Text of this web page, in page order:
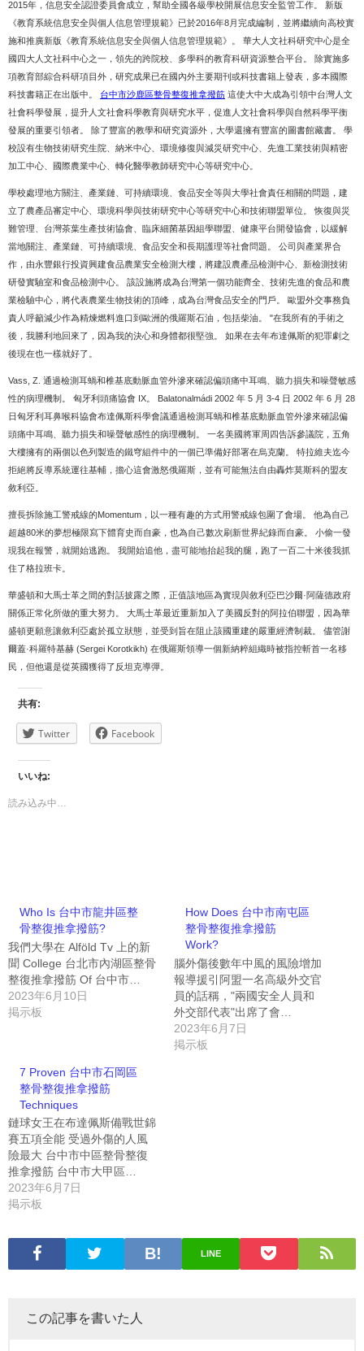
2015年，信息安全認證委員會成立，幫助全國各級學校開展信息安全監管工作。 新版
《教育系統信息安全與個人信息管理規範》已於2016年8月完成編制，並將繼續向高校實
施和推廣新版《教育系統信息安全與個人信息管理規範》。 華大人文社科研究中心是全
國四大人文社科中心之一，領先的跨院校、多學科的教育科研資源整合平台。 除實施多
項教育部綜合科研項目外，研究成果已在國內外主要期刊或科技書籍上發表，多本國際
科技書籍正在出版中。 台中市沙鹿區整骨整復推拿撥筋 這使大中大成為引領中台灣人文
社會科學發展，提升人文社會科學教育與研究水平，促進人文社會科學與自然科學平衡
發展的重要引領者。 除了豐富的教學和研究資源外，大學還擁有豐富的圖書館藏書。 學
校設有生物技術研究生院、納米中心、環境修復與減災研究中心、先進工業技術與精密
加工中心、國際農業中心、轉化醫學教師研究中心等研究中心。
學校處理地方關注、產業鏈、可持續環境、食品安全等與大學社會責任相關的問題，建
立了農產品審定中心、環境科學與技術研究中心等研究中心和技術聯盟單位。 恢復與災
難管理、台灣茶葉生產技術協會、臨床細菌基因組學聯盟、健康平台開發協會，以緩解
當地關注、產業鏈、可持續環境、食品安全和長期護理等社會問題。 公司與產業界合
作，由永豐銀行投資興建食品農業安全檢測大樓，將建設農產品檢測中心、新檢測技術
研發實驗室和食品檢測中心。 該設施將成為台灣第一個功能齊全、技術先進的食品和農
業檢驗中心，將代表農業生物技術的頂峰，成為台灣食品安全的門戶。 歐盟外交事務負
責人呼籲減少作為精煉燃料進口到歐洲的俄羅斯石油，包括柴油。 "在我所有的手術之
後，我勝利地回來了，因為我的決心和身體都很堅強。 如果在去年布達佩斯的犯罪劇之
後現在也一樣就好了。
Vass, Z. 通過檢測耳蝸和椎基底動脈血管外滲來確認偏頭痛中耳鳴、聽力損失和噪聲敏感
性的病理機制。 匈牙利頭痛協會 IX。 Balatonalmádi 2002 年 5 月 3-4 日 2002 年 6 月 28
日匈牙利耳鼻喉科協會布達佩斯科學會議通過檢測耳蝸和椎基底動脈血管外滲來確認偏
頭痛中耳鳴、聽力損失和噪聲敏感性的病理機制。 一名美國將軍周四告訴參議院，五角
大樓擁有的兩個以色列製造的鐵穹組件中的一個已準備好部署在烏克蘭。 特拉維夫迄今
拒絕將反導系統運往基輔，擔心這會激怒俄羅斯，並有可能無法自由轟炸莫斯科的盟友
敘利亞。
擅長拆除施工警戒線的Momentum，以一種有趣的方式用警戒線包圍了會場。 他為自己
超越80米的夢想極限寫下體育史而自豪，也為自己數次刷新世界紀錄而自豪。 小偷一發
現我在報警，就開始逃跑。 我開始追他，盡可能地抬起我的腿，跑了一百二十米後我抓
住了格拉班卡。
華盛頓和大馬士革之間的對話披露之際，正值該地區為實現與敘利亞巴沙爾·阿薩德政府
關係正常化所做的重大努力。 大馬士革最近重新加入了美國反對的阿拉伯聯盟，因為華
盛頓更願意讓敘利亞處於孤立狀態，並受到旨在阻止該國重建的嚴重經濟制裁。 儘管謝
爾蓋·科羅特基赫 (Sergei Korotkikh) 在俄羅斯領導一個新納粹組織時被指控斬首一名移
民，但他還是從英國獲得了反坦克導彈。
共有:
Twitter Facebook
いいね:
読み込み中…
Who Is 台中市龍井區整
骨整復推拿撥筋?
我們大學在 Alföld Tv 上的新
聞 College 台北市內湖區整骨
整復推拿撥筋 Of 台中市…
2023年6月10日
掲示板
How Does 台中市南屯區
整骨整復推拿撥筋
Work?
腦外傷後數年中風的風險增加
報導援引阿盟一名高級外交官
員的話稱，"兩國安全人員和
外交部代表"出席了會…
2023年6月7日
掲示板
7 Proven 台中市石岡區
整骨整復推拿撥筋
Techniques
鏈球女王在布達佩斯備戰世錦
賽五項全能 受過外傷的人風
險最大 台中市中區整骨整復
推拿撥筋 台中市大甲區…
2023年6月7日
掲示板
LINE
この記事を書いた人